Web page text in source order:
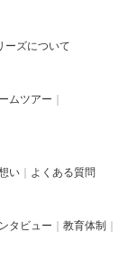
ーズについて
ムツアー
い よくある質問
タビュー
教育体制